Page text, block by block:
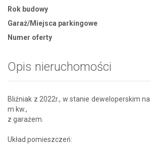
Rok budowy
Garaż/Miejsca parkingowe
Numer oferty
Opis nieruchomości
Bliźniak z 2022r., w stanie deweloperskim na
m kw.,
z garażem.
Układ pomieszczeń: